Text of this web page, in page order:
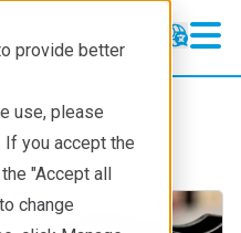
provide better
use, please
If you accept the
"Accept all
change
and security